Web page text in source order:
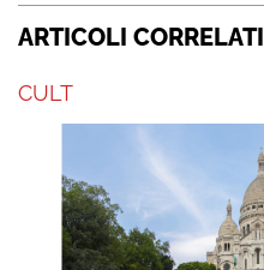
ARTICOLI CORRELATI
CULT